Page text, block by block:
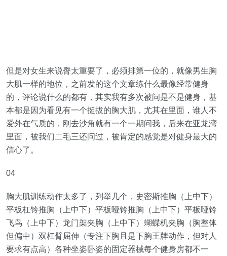
但是对女生来说臀太重要了，必须排第一位的，就像男生胸
大肌一样的地位，之前发的这个文章练什么最像经常健身
的，评论说什么的都有，其实我有多次被问是不是健身，基
本都是因为看见有一个挺拔的胸大肌，尤其在里面，谁人不
爱外在气质的，刚去沙角就有一个一期问我，后来在亚龙湾
里面，被我们二毛三还问过，被肯定的感觉是对健身最大的
信心了。
04
胸大肌训练动作太多了，列举几个，史密斯推胸（上中下）
平板杠铃推胸（上中下）平板哑铃推胸（上中下）平板哑铃
飞鸟（上中下）龙门架夹胸（上中下）蝴蝶机夹胸（胸整体
但偏中）双杠臂屈伸（专注下胸且是下胸王牌动作，但对人
要求有点高）各种坐姿卧姿的固定器械每个健身房都不一